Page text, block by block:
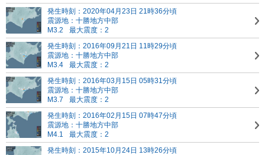
発生時刻：2020年04月23日 21時36分頃
震源地：十勝地方中部
M3.2
最大震度：2
発生時刻：2016年09月21日 11時29分頃
震源地：十勝地方中部
M3.4
最大震度：2
発生時刻：2016年03月15日 05時31分頃
震源地：十勝地方中部
M3.7
最大震度：2
発生時刻：2016年02月15日 07時47分頃
震源地：十勝地方中部
M4.1
最大震度：2
発生時刻：2015年10月24日 13時26分頃